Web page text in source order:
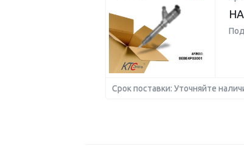
Срок поставки: Уточняйте